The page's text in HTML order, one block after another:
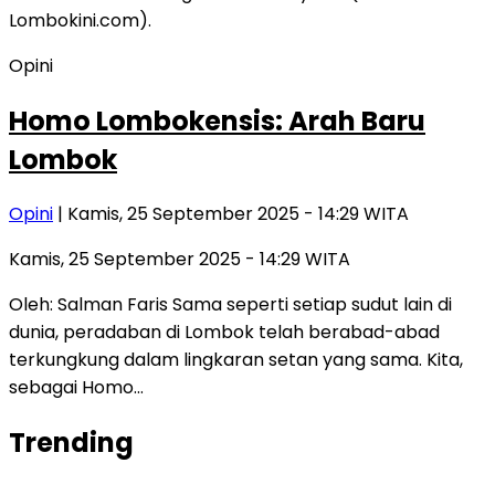
Opini
Homo Lombokensis: Arah Baru
Lombok
Opini | Kamis, 25 September 2025 - 14:29 WITA
Kamis, 25 September 2025 - 14:29 WITA
Oleh: Salman Faris Sama seperti setiap sudut lain di
dunia, peradaban di Lombok telah berabad-abad
terkungkung dalam lingkaran setan yang sama. Kita,
sebagai Homo…
Trending